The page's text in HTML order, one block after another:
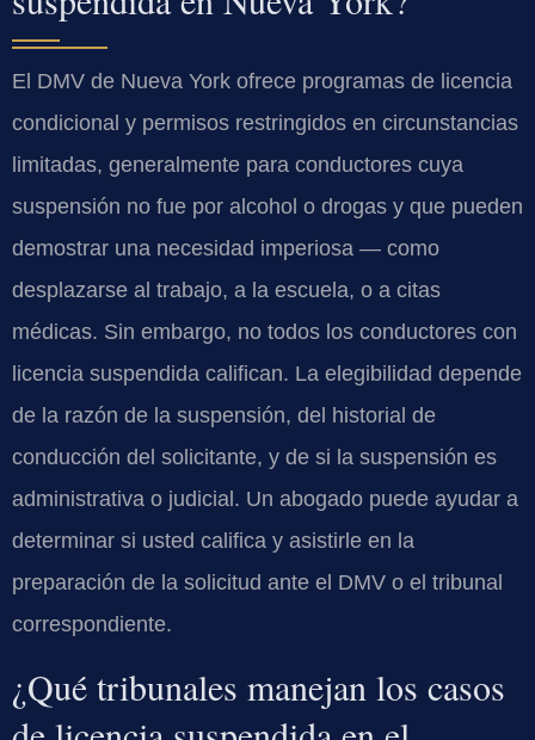
El DMV de Nueva York ofrece programas de licencia
condicional y permisos restringidos en circunstancias
limitadas, generalmente para conductores cuya
suspensión no fue por alcohol o drogas y que pueden
demostrar una necesidad imperiosa — como
desplazarse al trabajo, a la escuela, o a citas
médicas. Sin embargo, no todos los conductores con
licencia suspendida califican. La elegibilidad depende
de la razón de la suspensión, del historial de
conducción del solicitante, y de si la suspensión es
administrativa o judicial. Un abogado puede ayudar a
determinar si usted califica y asistirle en la
preparación de la solicitud ante el DMV o el tribunal
correspondiente.
¿Qué tribunales manejan los casos